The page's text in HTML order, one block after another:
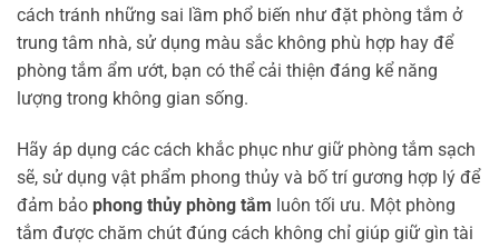
cách tránh những sai lầm phổ biến như đặt phòng tắm ở
trung tâm nhà, sử dụng màu sắc không phù hợp hay để
phòng tắm ẩm ướt, bạn có thể cải thiện đáng kể năng
lượng trong không gian sống.
Hãy áp dụng các cách khắc phục như giữ phòng tắm sạch
sẽ, sử dụng vật phẩm phong thủy và bố trí gương hợp lý để
đảm bảo phong thủy phòng tắm luôn tối ưu. Một phòng
tắm được chăm chút đúng cách không chỉ giúp giữ gìn tài